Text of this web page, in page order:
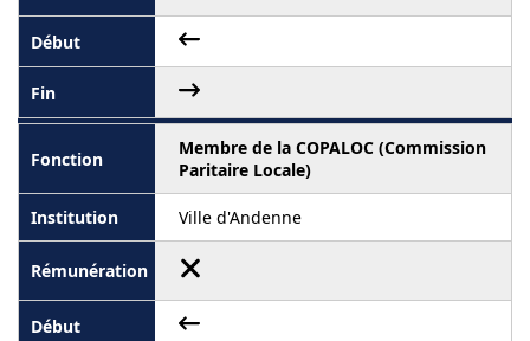
Membre de la COPALOC (Commission
Paritaire Locale)
Ville d'Andenne